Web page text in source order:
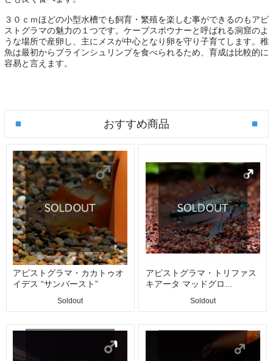
３０ｃｍほどの小型水槽でも飼育・繁殖を楽しむ事ができるのもアピ
ストグラマの魅力の１つです。ケーブスポウナーと呼ばれる洞窟のよ
うな場所で産卵し、主にメスが中心となり卵を守り子育てします。稚
魚は最初からブラインシュリンプを食べられるため、育成は比較的に
容易と言えます。
おすすめ商品
アピストグラマ・カカトゥオ
イデス “サンバースト”
Soldout
アピストグラマ・トリファス
キアータ マッドグロ...
Soldout